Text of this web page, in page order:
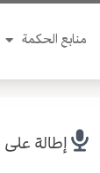
منابع الحكمة
إطالة على